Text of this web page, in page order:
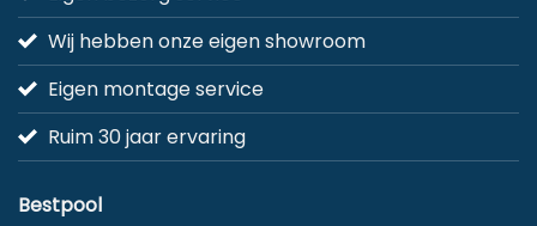
Wij hebben onze eigen showroom
Eigen montage service
Ruim 30 jaar ervaring
Bestpool